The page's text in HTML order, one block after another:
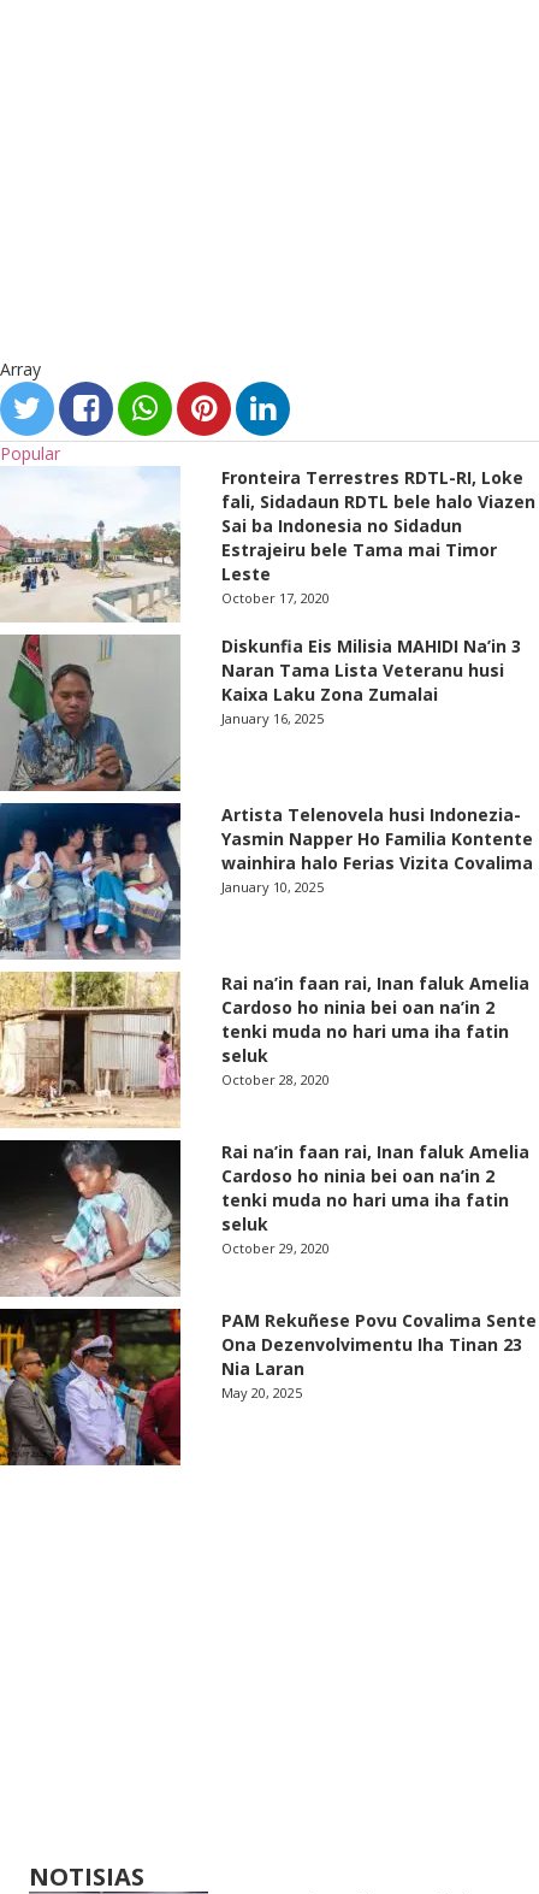
Array
Popular
Fronteira Terrestres RDTL-RI, Loke
fali, Sidadaun RDTL bele halo Viazen
Sai ba Indonesia no Sidadun
Estrajeiru bele Tama mai Timor
Leste
October 17, 2020
Diskunfia Eis Milisia MAHIDI Na’in 3
Naran Tama Lista Veteranu husi
Kaixa Laku Zona Zumalai
January 16, 2025
Artista Telenovela husi Indonezia-
Yasmin Napper Ho Familia Kontente
wainhira halo Ferias Vizita Covalima
January 10, 2025
Rai na’in faan rai, Inan faluk Amelia
Cardoso ho ninia bei oan na’in 2
tenki muda no hari uma iha fatin
seluk
October 28, 2020
Rai na’in faan rai, Inan faluk Amelia
Cardoso ho ninia bei oan na’in 2
tenki muda no hari uma iha fatin
seluk
October 29, 2020
PAM Rekuñese Povu Covalima Sente
Ona Dezenvolvimentu Iha Tinan 23
Nia Laran
May 20, 2025
NOTISIAS